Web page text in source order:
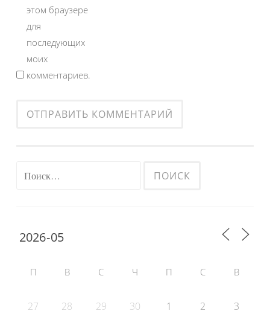
этом браузере
для
последующих
моих
комментариев.
Найти:
П В С Ч П С В
27 28 29 30 1 2 3